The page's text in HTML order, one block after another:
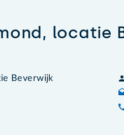
locatie
Beverwijk